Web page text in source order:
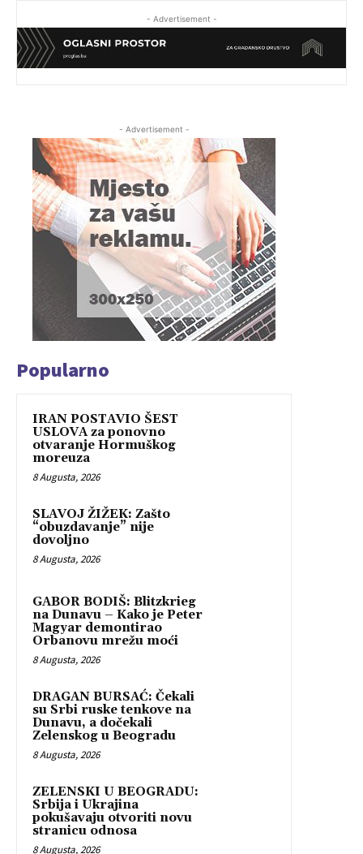
- Advertisement -
- Advertisement -
Popularno
IRAN POSTAVIO ŠEST
USLOVA za ponovno
otvaranje Hormuškog
moreuza
8 Augusta, 2026
SLAVOJ ŽIŽEK: Zašto
“obuzdavanje” nije
dovoljno
8 Augusta, 2026
GABOR BODIŠ: Blitzkrieg
na Dunavu – Kako je Peter
Magyar demontirao
Orbanovu mrežu moći
8 Augusta, 2026
DRAGAN BURSAĆ: Čekali
su Srbi ruske tenkove na
Dunavu, a dočekali
Zelenskog u Beogradu
8 Augusta, 2026
ZELENSKI U BEOGRADU:
Srbija i Ukrajina
pokušavaju otvoriti novu
stranicu odnosa
8 Augusta, 2026